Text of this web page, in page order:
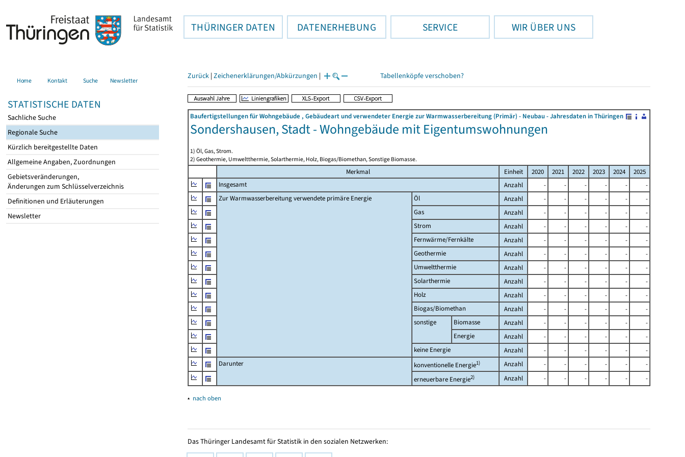
THÜRINGER DATEN DATENERHEBUNG SERVICE WIR ÜBER UNS
Home Kontakt Suche Newsletter
STATISTISCHE DATEN
Sachliche Suche
Regionale Suche
Kürzlich bereitgestellte Daten
Allgemeine Angaben, Zuordnungen
Gebietsveränderungen,
Änderungen zum Schlüsselverzeichnis
Definitionen und Erläuterungen
Newsletter
Zurück | Zeichenerklärungen/Abkürzungen | Tabellenköpfe verschoben?
Baufertigstellungen für Wohngebäude , Gebäudeart und verwendeter Energie zur Warmwasserbereitung (Primär) - Neubau - Jahresdaten in Thüringen
Sondershausen, Stadt - Wohngebäude mit Eigentumswohnungen
1) Öl, Gas, Strom.
2) Geothermie, Umweltthermie, Solarthermie, Holz, Biogas/Biomethan, Sonstige Biomasse.
Merkmal Einheit 2020 2021 2022 2023 2024
2025
Insgesamt
Anzahl - - - - -
-
Zur Warmwasserbereitung verwendete primäre Energie
Öl Anzahl - - - - -
-
Gas
Anzahl - - - - -
-
Strom
Anzahl - - - - -
-
Fernwärme/Fernkälte
Anzahl - - - - -
-
Geothermie
Anzahl - - - - -
-
Umweltthermie
Anzahl - - - - -
-
Solarthermie
Anzahl - - - - -
-
Holz
Anzahl - - - - -
-
Biogas/Biomethan
Anzahl - - - - -
-
sonstige
Biomasse Anzahl - - - - -
-
Energie
Anzahl - - - - -
-
keine Energie
Anzahl - - - - -
-
Darunter
konventionelle Energie1) Anzahl - - - - -
-
erneuerbare Energie2) Anzahl - - - - - -
▴ nach oben
Das Thüringer Landesamt für Statistik in den sozialen Netzwerken: